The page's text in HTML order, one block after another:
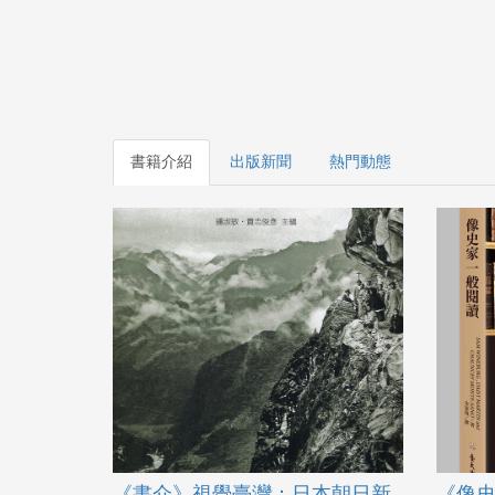
書籍介紹 出版新聞 熱門動態